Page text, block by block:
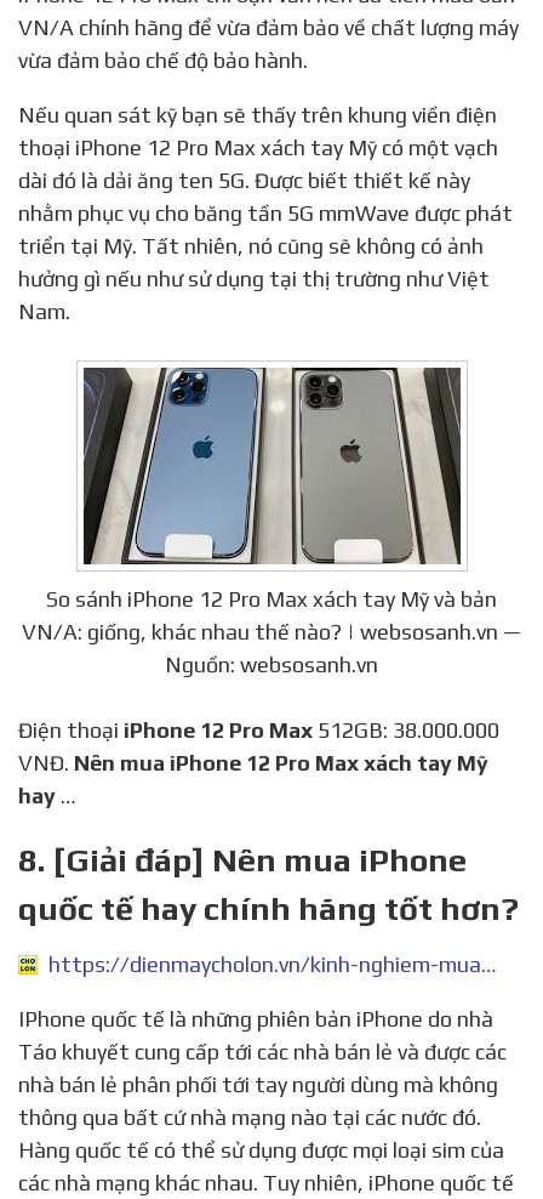
VN/A chính hãng để vừa đảm bảo về chất lượng máy
vừa đảm bảo chế độ bảo hành.
Nếu quan sát kỹ bạn sẽ thấy trên khung viền điện
thoại iPhone 12 Pro Max xách tay Mỹ có một vạch
dài đó là dải ăng ten 5G. Được biết thiết kế này
nhằm phục vụ cho băng tần 5G mmWave được phát
triển tại Mỹ. Tất nhiên, nó cũng sẽ không có ảnh
hưởng gì nếu như sử dụng tại thị trường như Việt
Nam.
So sánh iPhone 12 Pro Max xách tay Mỹ và bản
VN/A: giống, khác nhau thế nào? | websosanh.vn —
Nguồn: websosanh.vn
Điện thoại iPhone 12 Pro Max 512GB: 38.000.000
VNĐ. Nên mua iPhone 12 Pro Max xách tay Mỹ
hay …
8. [Giải đáp] Nên mua iPhone
quốc tế hay chính hãng tốt hơn?
https://dienmaycholon.vn/kinh-nghiem-mua-sam/nen-mua-iphone-quoc-te-hay-chinh-hang-tot-hon
IPhone quốc tế là những phiên bản iPhone do nhà
Táo khuyết cung cấp tới các nhà bán lẻ và được các
nhà bán lẻ phân phối tới tay người dùng mà không
thông qua bất cứ nhà mạng nào tại các nước đó.
Hàng quốc tế có thể sử dụng được mọi loại sim của
các nhà mạng khác nhau. Tuy nhiên, iPhone quốc tế